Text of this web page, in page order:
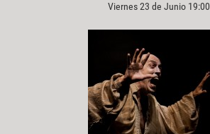
Viernes 23 de Junio 19:00